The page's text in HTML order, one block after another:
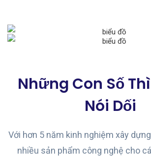
Những Con Số
Nói Dối
Với hơn 5 năm kinh nghiệm xây
nhiều sản phẩm công nghệ cho